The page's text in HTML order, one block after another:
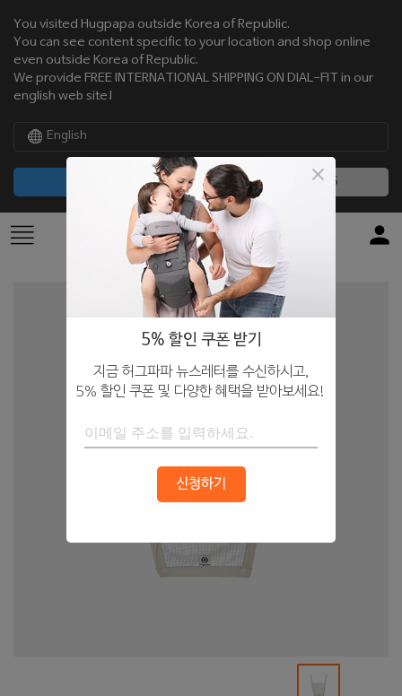
You visited Hugpapa outside Korea of Republic.
You can see content specific to your location and shop online
even outside Korea of Republic.
We provide FREE INTERNATIONAL SHIPPING ON DIAL-FIT in our
english web site!
English
NO, THANKS
5% 할인 쿠폰 받기
지금 허그파파 뉴스레터를 수신하시고,
5% 할인 쿠폰 및 다양한 혜택을 받아보세요!
신청하기